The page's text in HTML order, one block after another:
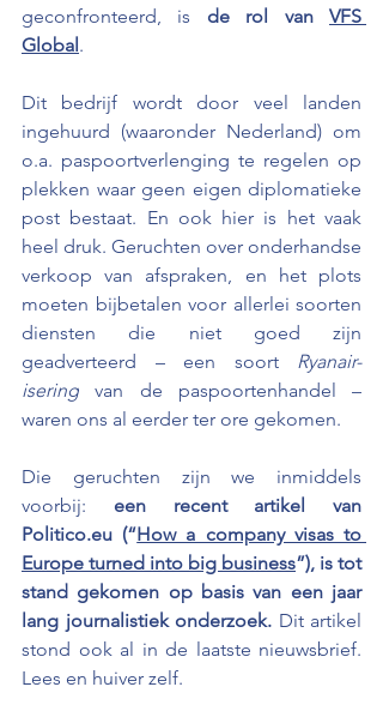
geconfronteerd, is de rol van VFS
Global.
Dit bedrijf wordt door veel landen
ingehuurd (waaronder Nederland) om
o.a. paspoortverlenging te regelen op
plekken waar geen eigen diplomatieke
post bestaat. En ook hier is het vaak
heel druk. Geruchten over onderhandse
verkoop van afspraken, en het plots
moeten bijbetalen voor allerlei soorten
diensten die niet goed zijn
geadverteerd – een soort
Ryanair-
isering van de paspoortenhandel –
waren ons al eerder ter ore gekomen.
Die geruchten zijn we inmiddels
voorbij: een recent artikel van
Politico.eu (“How a company visas to
Europe turned into big business”), is tot
stand gekomen op basis van een jaar
lang journalistiek onderzoek. Dit artikel
stond ook al in de laatste nieuwsbrief.
Lees en huiver zelf.